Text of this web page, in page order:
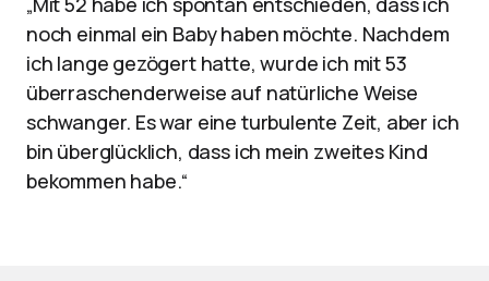
noch einmal ein Baby haben möchte. Nachdem
ich lange gezögert hatte, wurde ich mit 53
überraschenderweise auf natürliche Weise
schwanger. Es war eine turbulente Zeit, aber ich
bin überglücklich, dass ich mein zweites Kind
bekommen habe.“